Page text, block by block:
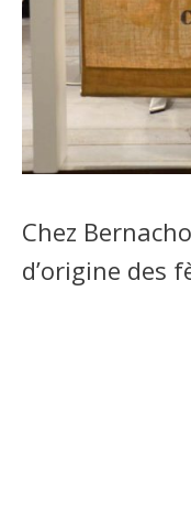
Chez
d’origine des